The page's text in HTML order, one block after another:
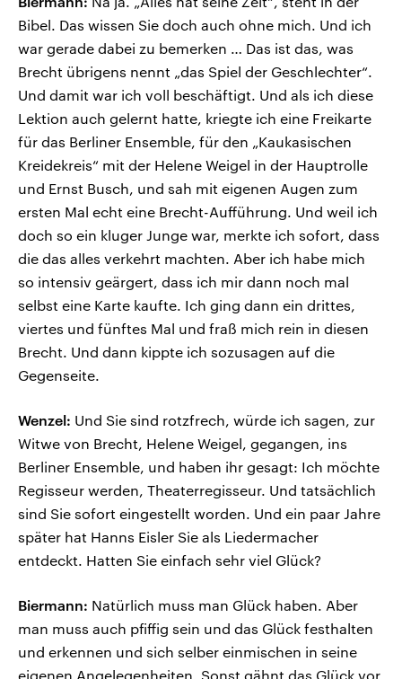
Bibel. Das wissen Sie doch auch ohne mich. Und ich
war gerade dabei zu bemerken … Das ist das, was
Brecht übrigens nennt „das Spiel der Geschlechter“.
Und damit war ich voll beschäftigt. Und als ich diese
Lektion auch gelernt hatte, kriegte ich eine Freikarte
für das Berliner Ensemble, für den „Kaukasischen
Kreidekreis“ mit der Helene Weigel in der Hauptrolle
und Ernst Busch, und sah mit eigenen Augen zum
ersten Mal echt eine Brecht-Aufführung. Und weil ich
doch so ein kluger Junge war, merkte ich sofort, dass
die das alles verkehrt machten. Aber ich habe mich
so intensiv geärgert, dass ich mir dann noch mal
selbst eine Karte kaufte. Ich ging dann ein drittes,
viertes und fünftes Mal und fraß mich rein in diesen
Brecht. Und dann kippte ich sozusagen auf die
Gegenseite.
Wenzel: Und Sie sind rotzfrech, würde ich sagen, zur
Witwe von Brecht, Helene Weigel, gegangen, ins
Berliner Ensemble, und haben ihr gesagt: Ich möchte
Regisseur werden, Theaterregisseur. Und tatsächlich
sind Sie sofort eingestellt worden. Und ein paar Jahre
später hat Hanns Eisler Sie als Liedermacher
entdeckt. Hatten Sie einfach sehr viel Glück?
Biermann: Natürlich muss man Glück haben. Aber
man muss auch pfiffig sein und das Glück festhalten
und erkennen und sich selber einmischen in seine
eigenen Angelegenheiten. Sonst gähnt das Glück vor